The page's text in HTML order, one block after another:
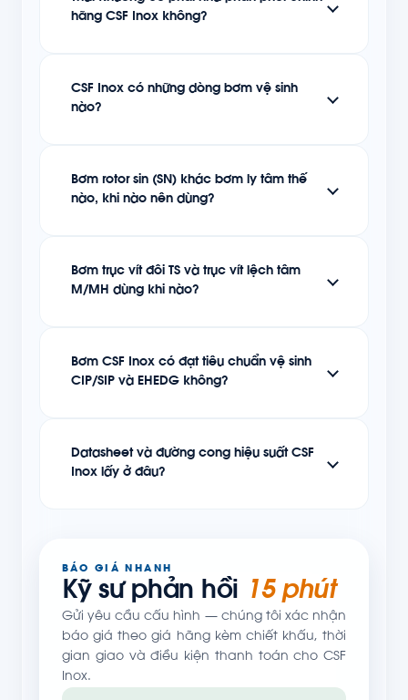
hãng CSF Inox không?
CSF Inox có những dòng bơm vệ sinh
nào?
Bơm rotor sin (SN) khác bơm ly tâm thế
nào, khi nào nên dùng?
Bơm trục vít đôi TS và trục vít lệch tâm
M/MH dùng khi nào?
Bơm CSF Inox có đạt tiêu chuẩn vệ sinh
CIP/SIP và EHEDG không?
Datasheet và đường cong hiệu suất CSF
Inox lấy ở đâu?
BÁO GIÁ NHANH
Kỹ sư phản hồi 15 phút
Gửi yêu cầu cấu hình — chúng tôi xác nhận
báo giá theo giá hãng kèm chiết khấu, thời
gian giao và điều kiện thanh toán cho CSF
Inox.